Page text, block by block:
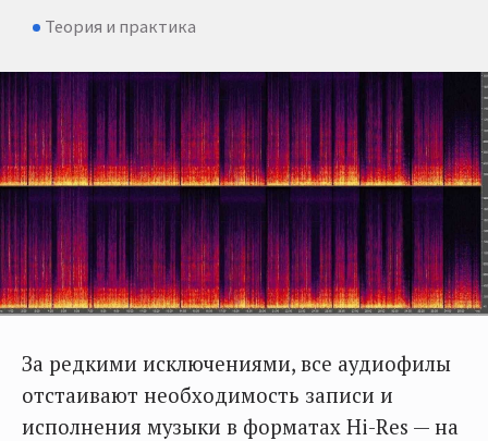
Теория и практика
За редкими исключениями, все аудиофилы
отстаивают необходимость записи и
исполнения музыки в форматах Hi-Res — на